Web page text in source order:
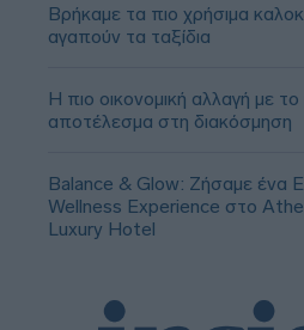
Βρήκαμε τα πιο χρήσιμα
αγαπούν τα ταξίδια
Η πιο οικονομική αλλαγή με
αποτέλεσμα στη διακόσμηση
Balance & Glow: Ζήσαμε ένα
Wellness Experience στο
Luxury Hotel